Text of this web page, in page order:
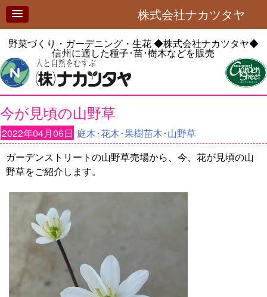
株式会社ナカツタヤ
野菜づくり・ガーデニング・生花◆株式会社ナカツタヤ◆
信州に適した種子･苗･樹木などを販売
今が見頃の山野草
2022年04月06日 庭木･花木･果樹苗木･山野草
ガーデンストリートの山野草売場から、今、花が見頃の山
野草をご紹介します。